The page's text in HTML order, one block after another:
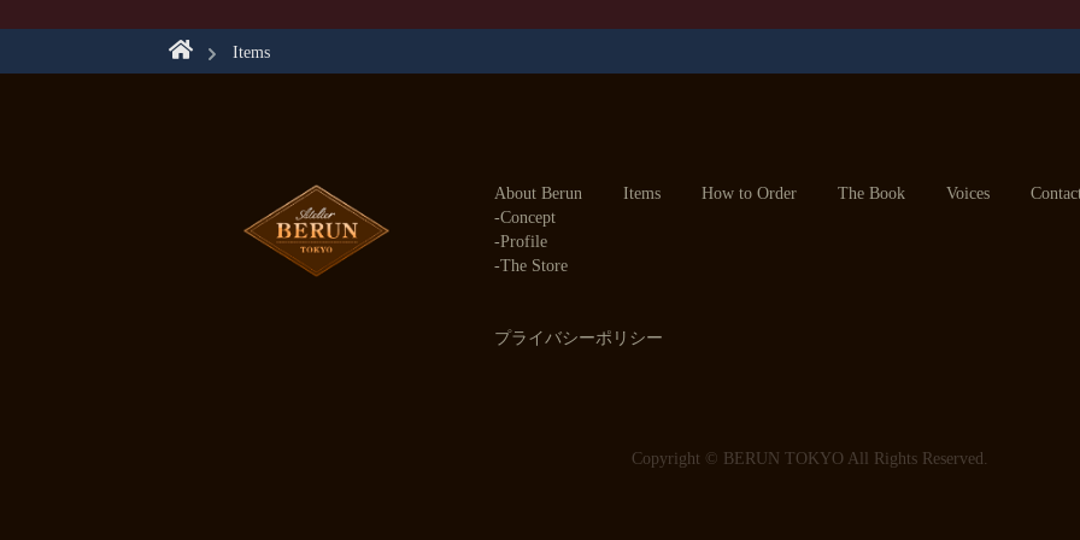
どの
Items
About Berun
Concept
Profile
The Store
Items How to Order The Book Voices
プライバシーポリシー
Copyright © BERUN TOKYO All Rights Reserved.